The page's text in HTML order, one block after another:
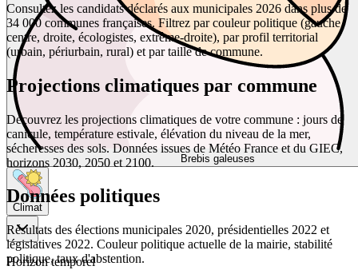
Brebis galeuses
Climat
Horizon temporel
Consultez les candidats déclarés aux municipales 2026 dans plus de
34 000 communes françaises. Filtrez par couleur politique (gauche,
centre, droite, écologistes, extrême-droite), par profil territorial
(urbain, périurbain, rural) et par taille de commune.
Projections climatiques par commune
Découvrez les projections climatiques de votre commune : jours de
canicule, température estivale, élévation du niveau de la mer,
sécheresses des sols. Données issues de Météo France et du GIEC,
horizons 2030, 2050 et 2100.
Données politiques
Résultats des élections municipales 2020, présidentielles 2022 et
législatives 2022. Couleur politique actuelle de la mairie, stabilité
politique, taux d'abstention.